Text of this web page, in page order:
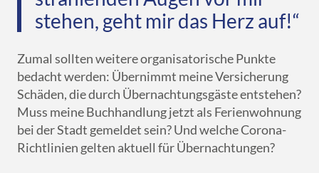
stehen, geht mir das Herz auf!“
Zumal sollten weitere organisatorische Punkte
bedacht werden: Übernimmt meine Versicherung
Schäden, die durch Übernachtungsgäste entstehen?
Muss meine Buchhandlung jetzt als Ferienwohnung
bei der Stadt gemeldet sein? Und welche Corona-
Richtlinien gelten aktuell für Übernachtungen?